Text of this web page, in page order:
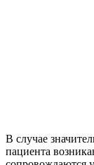
В случае
пациента